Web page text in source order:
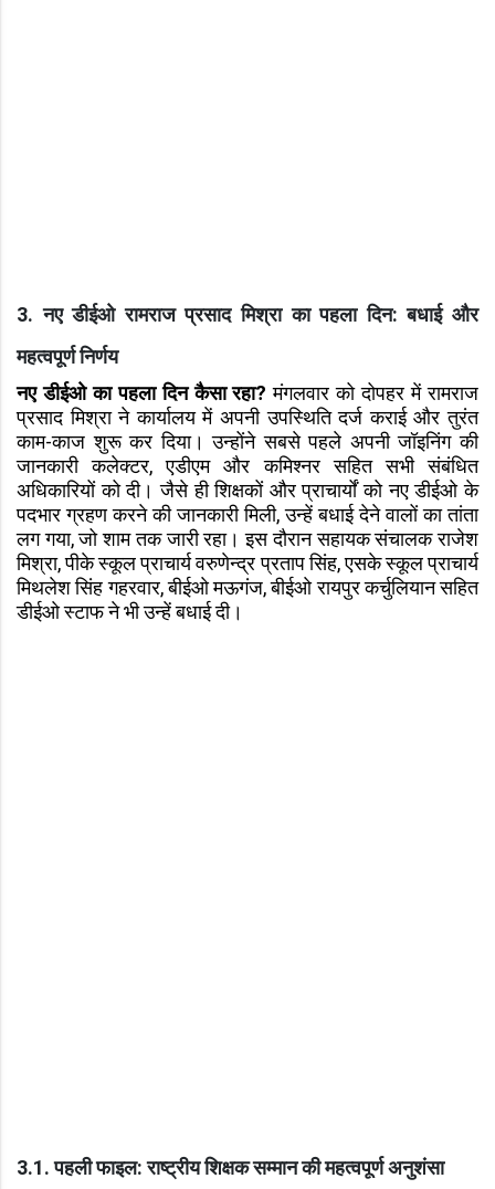
3. नए डीईओ रामराज प्रसाद मिश्रा का पहला दिन: बधाई और
महत्वपूर्ण निर्णय
नए डीईओ का पहला दिन कैसा रहा? मंगलवार को दोपहर में रामराज
प्रसाद मिश्रा ने कार्यालय में अपनी उपस्थिति दर्ज कराई और तुरंत
काम-काज शुरू कर दिया। उन्होंने सबसे पहले अपनी जॉइनिंग की
जानकारी कलेक्टर, एडीएम और कमिश्नर सहित सभी संबंधित
अधिकारियों को दी। जैसे ही शिक्षकों और प्राचार्यों को नए डीईओ के
पदभार ग्रहण करने की जानकारी मिली, उन्हें बधाई देने वालों का तांता
लग गया, जो शाम तक जारी रहा। इस दौरान सहायक संचालक राजेश
मिश्रा, पीके स्कूल प्राचार्य वरुणेन्द्र प्रताप सिंह, एसके स्कूल प्राचार्य
मिथलेश सिंह गहरवार, बीईओ मऊगंज, बीईओ रायपुर कर्चुलियान सहित
डीईओ स्टाफ ने भी उन्हें बधाई दी।
3.1. पहली फाइल: राष्ट्रीय शिक्षक सम्मान की महत्वपूर्ण अनुशंसा